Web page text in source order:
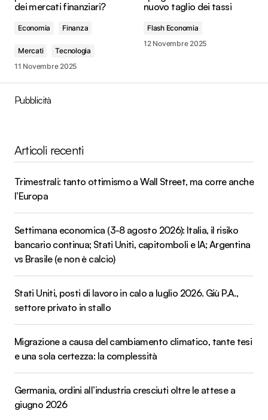
dei mercati finanziari?
Economia Finanza
Mercati
Tecnologia
11 Novembre 2025
nuovo taglio dei tassi
Flash Economia
12 Novembre 2025
Pubblicità
Articoli recenti
Trimestrali: tanto ottimismo a Wall Street, ma corre anche
l’Europa
Settimana economica (3-8 agosto 2026): Italia, il risiko
bancario continua; Stati Uniti, capitomboli e IA; Argentina
vs Brasile (e non è calcio)
Stati Uniti, posti di lavoro in calo a luglio 2026. Giù P.A.,
settore privato in stallo
Migrazione a causa del cambiamento climatico, tante tesi
e una sola certezza: la complessità
Germania, ordini all’industria cresciuti oltre le attese a
giugno 2026